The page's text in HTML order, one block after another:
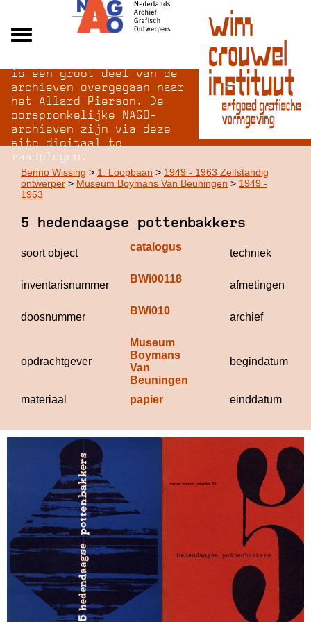
Over NAGO
Over WCI
Inloggen
is een groot deel van de
archieven overgegaan naar
het Allard Pierson. De
oorspronkelijke NAGO-
archieven zijn via deze
site digitaal te
raadplegen.
Benno Wissing > 1. Loopbaan > 1949 - 1963 Zelfstandig
ontwerper > Museum Boymans Van Beuningen > 1949 -
1953
5 hedendaagse pottenbakkers
soort object
catalogus
techniek
inventarisnummer
BWi00118
afmetingen
doosnummer
BWi010
archief
opdrachtgever
Museum
Boymans
Van
Beuningen
begindatum
materiaal papier einddatum